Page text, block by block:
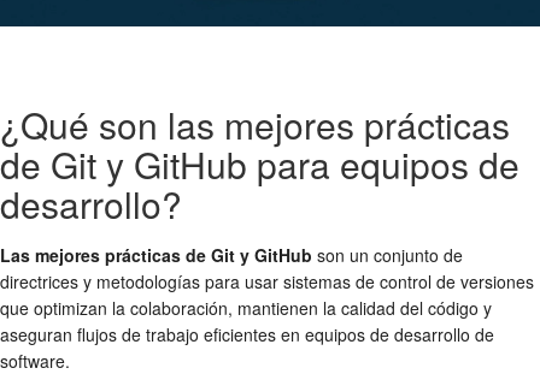
¿Qué son las mejores prácticas
de Git y GitHub para equipos de
desarrollo?
Las mejores prácticas de Git y GitHub son un conjunto de
directrices y metodologías para usar sistemas de control de versiones
que optimizan la colaboración, mantienen la calidad del código y
aseguran flujos de trabajo eficientes en equipos de desarrollo de
software.